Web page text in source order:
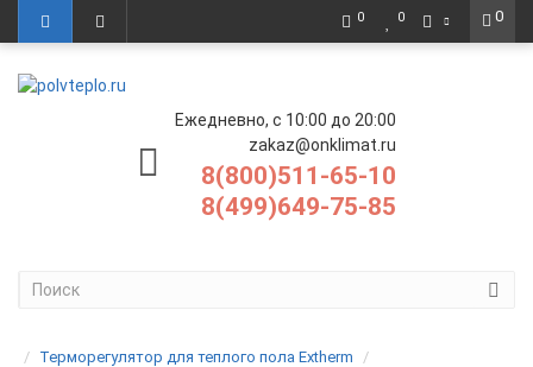
0
0 0
Ежедневно, с 10:00 до 20:00
zakaz@onklimat.ru
8(800)511-65-10
8(499)649-75-85
Терморегулятор для теплого пола Extherm